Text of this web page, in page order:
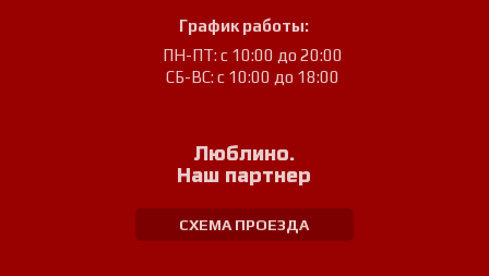
График работы:
ПН-ПТ: с 10:00 до 20:00
СБ-ВС: с 10:00 до 18:00
Люблино.
Наш партнер
СХЕМА ПРОЕЗДА